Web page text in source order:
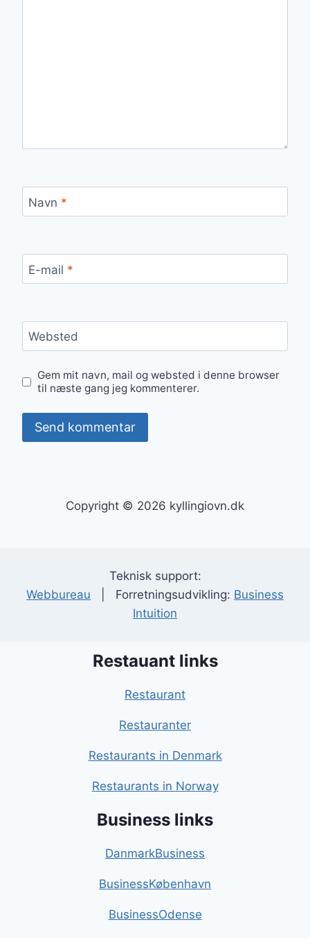
Navn *
E-mail *
Websted
Gem mit navn, mail og websted i denne browser
til næste gang jeg kommenterer.
Copyright © 2026 kyllingiovn.dk
Teknisk support:
Webbureau | Forretningsudvikling: Business
Intuition
Restauant links
Restaurant
Restauranter
Restaurants in Denmark
Restaurants in Norway
Business links
DanmarkBusiness
BusinessKøbenhavn
BusinessOdense